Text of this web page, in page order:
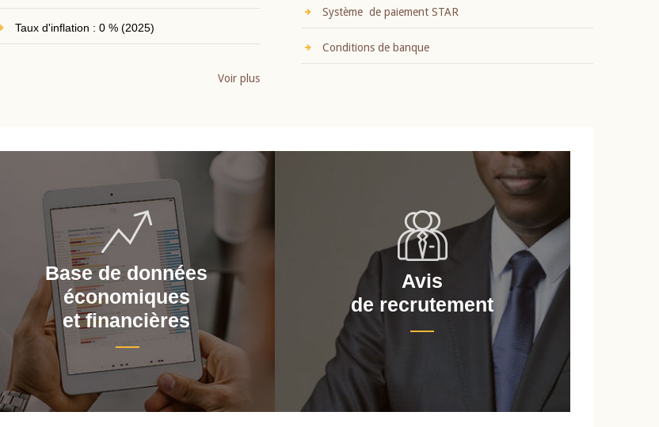
Taux d'inflation : 0 % (2025)
Voir plus
Système de paiement STAR
Conditions de banque
Base de données
économiques
et financières
Avis
de recrutement